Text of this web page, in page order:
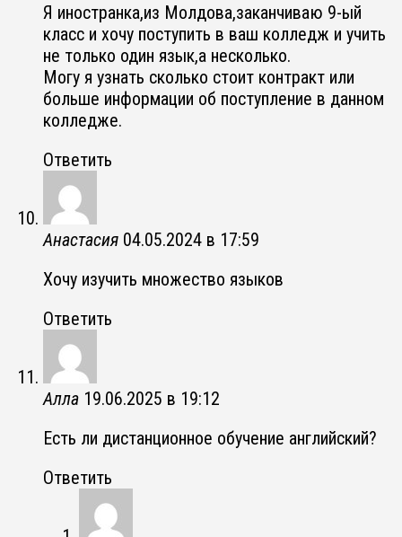
Я иностранка,из Молдова,заканчиваю 9-ый
класс и хочу поступить в ваш колледж и учить
не только один язык,а несколько.
Могу я узнать сколько стоит контракт или
больше информации об поступление в данном
колледже.
Ответить
Анастасия 04.05.2024 в 17:59
Хочу изучить множество языков
Ответить
Алла 19.06.2025 в 19:12
Есть ли дистанционное обучение английский?
Ответить